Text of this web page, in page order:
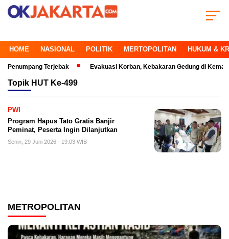
HOME NASIONAL POLITIK MERTOPOLITAN HUKUM &
Terjebak Evakuasi Korban, Kebakaran Gedung di Kemayoran
Topik HUT Ke-499
PWI
Program Hapus Tato Gratis Banjir
Peminat, Peserta Ingin Dilanjutkan
Senin, 29 Juni 2026 - 19:03 WIB
METROPOLITAN